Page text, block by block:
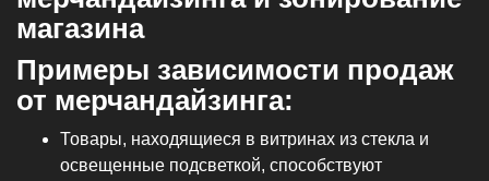
Примеры зависимости продаж
от мерчандайзинга:
Товары, находящиеся в витринах из стекла и
освещенные подсветкой, способствуют